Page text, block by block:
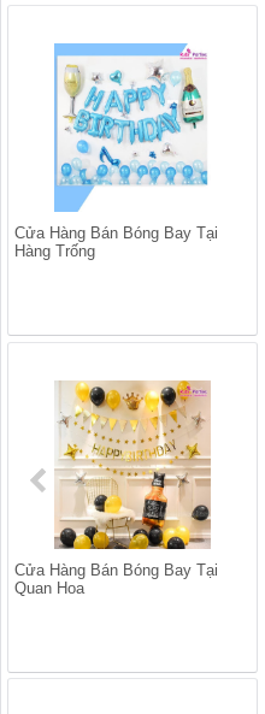
Cửa Hàng Bán Bóng Bay Tại
Hàng Trống
Cửa Hàng Bán Bóng Bay Tại
Quan Hoa